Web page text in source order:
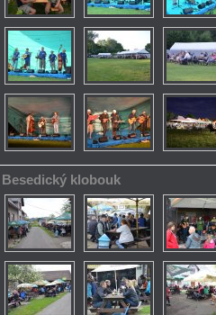
Besedický klobouk